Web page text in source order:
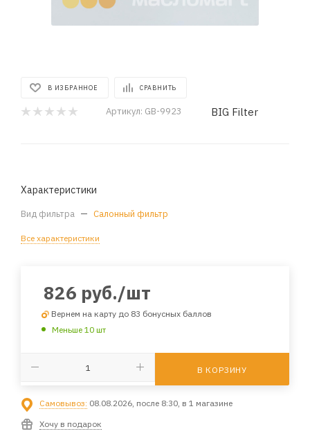
В ИЗБРАННОЕ СРАВНИТЬ
Артикул: GB-9923 BIG Filter
Характеристики
Вид фильтра — Салонный фильтр
Все характеристики
826 руб./шт
Вернем на карту до 83 бонусных баллов
Меньше 10 шт
В КОРЗИНУ
Самовывоз: 08.08.2026, после 8:30, в 1 магазине
Хочу в подарок